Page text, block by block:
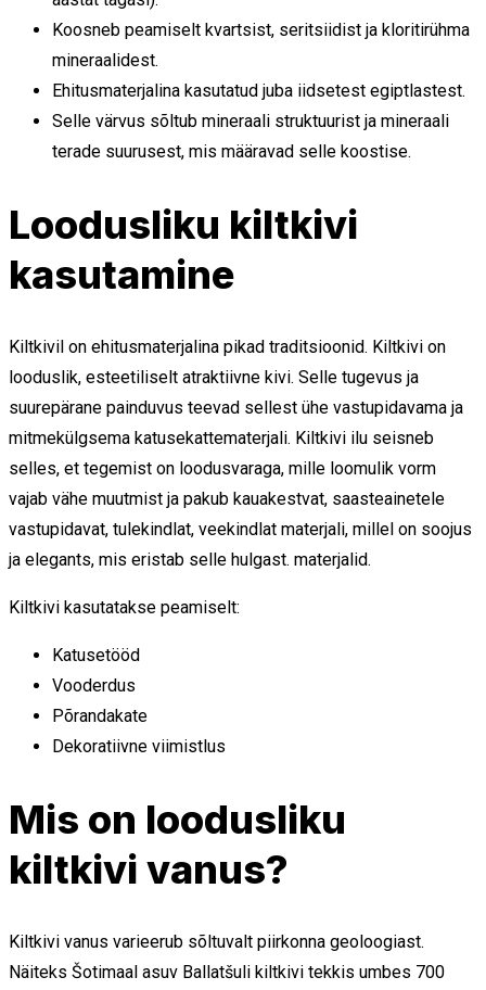
Koosneb peamiselt kvartsist, seritsiidist ja kloritirühma
mineraalidest.
Ehitusmaterjalina kasutatud juba iidsetest egiptlastest.
Selle värvus sõltub mineraali struktuurist ja mineraali
terade suurusest, mis määravad selle koostise.
Loodusliku kiltkivi
kasutamine
Kiltkivil on ehitusmaterjalina pikad traditsioonid. Kiltkivi on
looduslik, esteetiliselt atraktiivne kivi. Selle tugevus ja
suurepärane painduvus teevad sellest ühe vastupidavama ja
mitmekülgsema katusekattematerjali. Kiltkivi ilu seisneb
selles, et tegemist on loodusvaraga, mille loomulik vorm
vajab vähe muutmist ja pakub kauakestvat, saasteainetele
vastupidavat, tulekindlat, veekindlat materjali, millel on soojus
ja elegants, mis eristab selle hulgast. materjalid.
Kiltkivi kasutatakse peamiselt:
Katusetööd
Vooderdus
Põrandakate
Dekoratiivne viimistlus
Mis on loodusliku
kiltkivi vanus?
Kiltkivi vanus varieerub sõltuvalt piirkonna geoloogiast.
Näiteks Šotimaal asuv Ballatšuli kiltkivi tekkis umbes 700